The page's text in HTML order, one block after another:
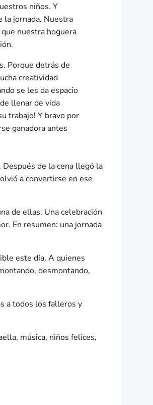
niños. Y
la jornada. Nuestra
nuestra hoguera
Porque detrás de
creatividad
se les da espacio
llenar de vida
trabajo! Y bravo por
ganadora antes
Después de la cena llegó la
a convertirse en ese
de ellas. Una celebración
En resumen: una jornada
este día. A quienes
desmontando,
a todos los falleros y
música, niños felices,